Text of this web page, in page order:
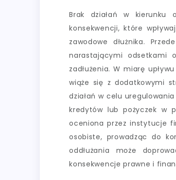
Brak działań w kierunku
konsekwencji, które
zawodowe dłużnika.
narastającymi odsetkami
zadłużenia. W miarę
wiąże się z dodatkowymi
działań w celu
kredytów lub pożyczek w
oceniona przez instytucje
osobiste, prowadząc do
oddłużania może
konsekwencje prawne i